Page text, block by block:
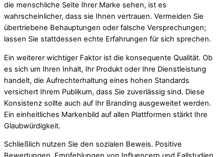
die menschliche Seite Ihrer Marke sehen, ist es
wahrscheinlicher, dass sie Ihnen vertrauen. Vermeiden Sie
übertriebene Behauptungen oder falsche Versprechungen;
lassen Sie stattdessen echte Erfahrungen für sich sprechen.
Ein weiterer wichtiger Faktor ist die konsequente Qualität. Ob
es sich um Ihren Inhalt, Ihr Produkt oder Ihre Dienstleistung
handelt, die Aufrechterhaltung eines hohen Standards
versichert Ihrem Publikum, dass Sie zuverlässig sind. Diese
Konsistenz sollte auch auf Ihr Branding ausgeweitet werden.
Ein einheitliches Markenbild auf allen Plattformen stärkt Ihre
Glaubwürdigkeit.
Schließlich nutzen Sie den sozialen Beweis. Positive